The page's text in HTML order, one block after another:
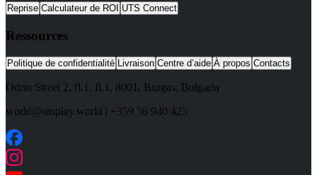
Reprise Calculateur de ROI UTS Connect
Ressources
Politique de confidentialité Livraison Centre d’aide À propos Contacts
Odrin Street 2, fl.1 , fl.1, 8001 , Burgas, Bulgaria
world@utsplay.world | +359 56 940 425